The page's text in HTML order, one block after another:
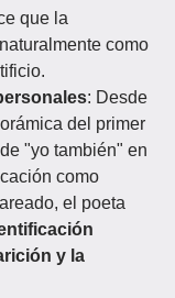
que la
como
: Desde
del primer
"yo también" en
como
el poeta
y la